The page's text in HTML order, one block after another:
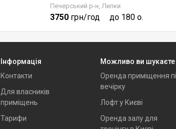
Печерський р-н, Липки
3750 грн/год до 180 о.
Інформація
Контакти
Для власників
приміщень
Тарифи
Можливо ви шукаєте
Оренда приміщення
вечірку
Лофт у Києві
Оренда залу для